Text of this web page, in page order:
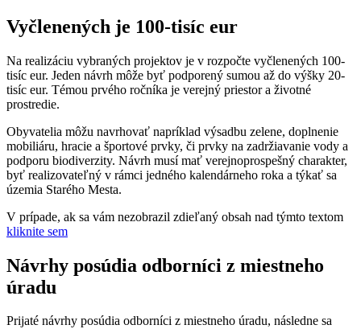
Vyčlenených je 100-tisíc eur
Na realizáciu vybraných projektov je v rozpočte vyčlenených 100-
tisíc eur. Jeden návrh môže byť podporený sumou až do výšky 20-
tisíc eur. Témou prvého ročníka je verejný priestor a životné
prostredie.
Obyvatelia môžu navrhovať napríklad výsadbu zelene, doplnenie
mobiliáru, hracie a športové prvky, či prvky na zadržiavanie vody a
podporu biodiverzity. Návrh musí mať verejnoprospešný charakter,
byť realizovateľný v rámci jedného kalendárneho roka a týkať sa
územia Starého Mesta.
V prípade, ak sa vám nezobrazil zdieľaný obsah nad týmto textom
kliknite sem
Návrhy posúdia odborníci z miestneho
úradu
Prijaté návrhy posúdia odborníci z miestneho úradu, následne sa